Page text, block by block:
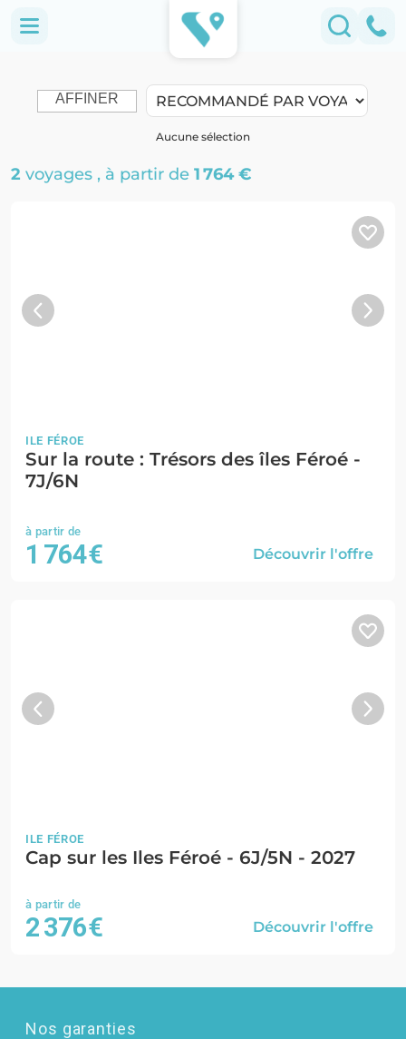
AFFINER
Aucune sélection
2 voyages , à partir de 1 764 €
ILE FÉROE
Sur la route : Trésors des îles Féroé -
7J/6N
1 764€ Découvrir l'offre
ILE FÉROE
Cap sur les Iles Féroé - 6J/5N - 2027
2 376€ Découvrir l'offre
Nos garanties